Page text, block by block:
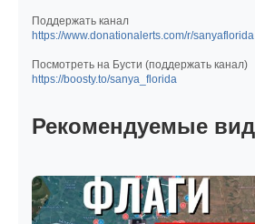
Поддержать канал
https://www.donationalerts.com/r/sanyaflorida
Посмотреть на Бусти (поддержать канал)
https://boosty.to/sanya_florida
Рекомендуемые